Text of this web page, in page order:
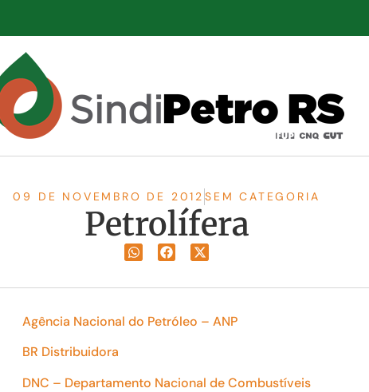
09 DE NOVEMBRO DE 2012 SEM CATEGORIA
Petrolífera
Agência Nacional do Petróleo – ANP
BR Distribuidora
DNC – Departamento Nacional de Combustíveis